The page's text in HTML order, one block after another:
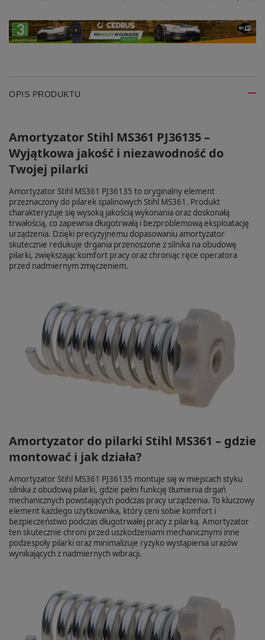
OPIS PRODUKTU
Amortyzator Stihl MS361 PJ36135 –
Wyjątkowa jakość i niezawodność do
Twojej pilarki
Amortyzator Stihl MS361 PJ36135 to oryginalny element
przeznaczony do pilarek spalinowych Stihl MS361. Produkt
charakteryzuje się wysoką jakością wykonania oraz doskonałą
trwałością, co zapewnia długotrwałą i bezproblemową eksploatację
urządzenia. Dzięki precyzyjnemu dopasowaniu amortyzator
skutecznie redukuje drgania przenoszone z silnika na obudowę
pilarki, zwiększając komfort pracy oraz chroniąc ręce operatora
przed nadmiernym zmęczeniem.
Amortyzator do pilarki Stihl MS361 – gdzie
montować i jak działa?
Amortyzator Stihl MS361 PJ36135 montuje się w miejscach styku
silnika z obudową pilarki, gdzie pełni funkcję tłumienia drgań
mechanicznych powstających podczas pracy urządzenia. To kluczowy
element każdego użytkownika, który ceni sobie komfort i
bezpieczeństwo podczas długotrwałej pracy z pilarką. Amortyzator
ten skutecznie chroni przed uszkodzeniami mechanicznymi inne
podzespoły pilarki oraz minimalizuje ryzyko wystąpienia urazów
wynikających z nadmiernych wibracji.